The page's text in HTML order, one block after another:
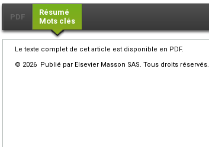
PDF
Résumé
Mots clés
Le texte complet de cet article est disponible en PDF.
© 2026 Publié par Elsevier Masson SAS. Tous droits réservés.